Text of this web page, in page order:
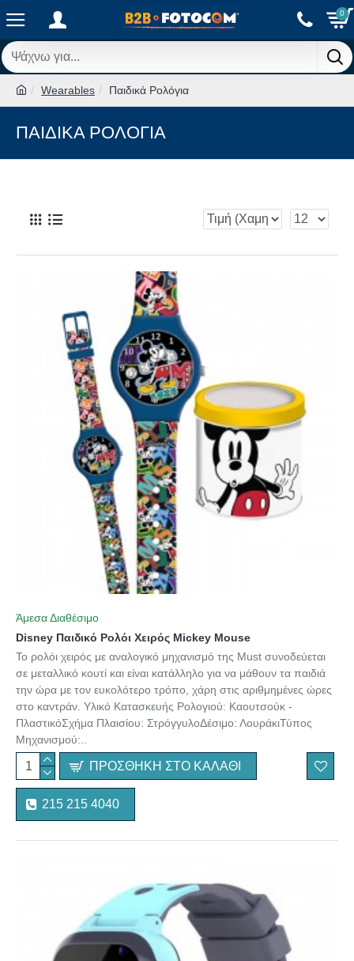
0
Wearables Παιδικά Ρολόγια
ΠΑΙΔΙΚΆ ΡΟΛΌΓΙΑ
Άμεσα Διαθέσιμο
Disney Παιδικό Ρολόι Χειρός Mickey Mouse
Το ρολόι χειρός με αναλογικό μηχανισμό της Must συνοδεύεται
σε μεταλλικό κουτί και είναι κατάλληλο για να μάθουν τα παιδιά
την ώρα με τον ευκολότερο τρόπο, χάρη στις αριθμημένες ώρες
στο καντράν. Υλικό Κατασκευής Ρολογιού: Καουτσούκ -
ΠλαστικόΣχήμα Πλαισίου: ΣτρόγγυλοΔέσιμο: ΛουράκιΤύπος
Μηχανισμού:..
ΠΡΟΣΘΉΚΗ ΣΤΟ ΚΑΛΆΘΙ
215 215 4040